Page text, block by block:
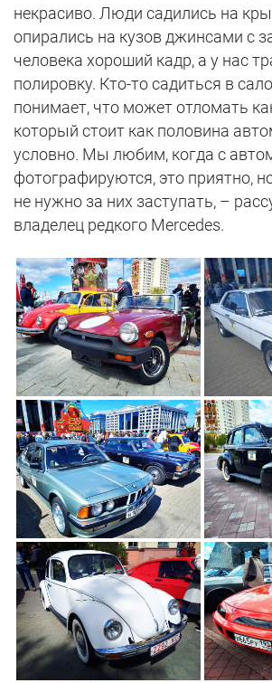
некрасиво. Люди садились на
опирались на кузов джинсами с
человека хороший кадр, а у нас
полировку. Кто-то садиться в
понимает, что может отломать
который стоит как половина
условно. Мы любим, когда с
фотографируются, это приятно,
не нужно за них заступать, –
владелец редкого Mercedes.